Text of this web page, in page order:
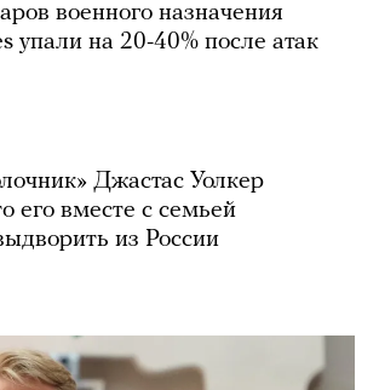
военного назначения
упали на 20-40% после атак
Джастас Уолкер
его вместе с семьей
из России